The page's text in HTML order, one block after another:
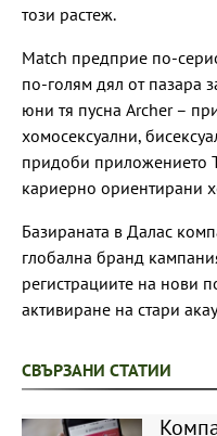
този растеж.
Match предприе по-
по-голям дял от пазара
юни тя пусна Archer –
хомосексуални,
придоби приложението
кариерно ориентирани
Базираната в Далас
глобална бранд
регистрациите на нови
активиране на стари
СВЪРЗАНИ СТАТИИ